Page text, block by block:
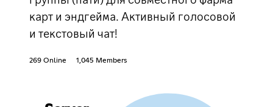
карт и эндгейма. Активный голосовой
и текстовый чат!
269 Online 1,045 Members